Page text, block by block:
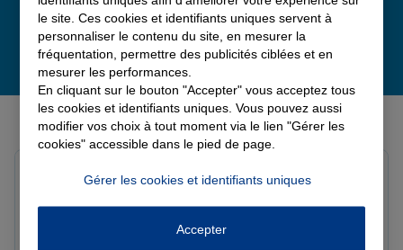
Derniers avis de nos agences Allianz
Le 07/08/2026 - Agence NANTERRE
Merci à Madi pour son écoute et ces conseils précieux.
Yayaya M.
le site. Ces cookies et identifiants uniques servent à
personnaliser le contenu du site, en mesurer la
fréquentation, permettre des publicités ciblées et en
mesurer les performances.
En cliquant sur le bouton "Accepter" vous acceptez tous
les cookies et identifiants uniques. Vous pouvez aussi
modifier vos choix à tout moment via le lien "Gérer les
cookies" accessible dans le pied de page.
Gérer les cookies et identifiants uniques
Accepter